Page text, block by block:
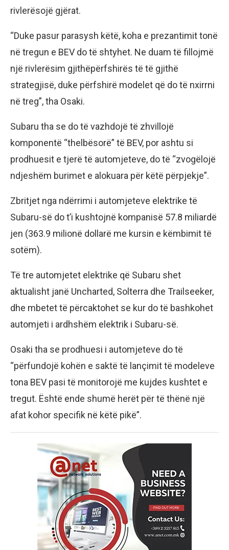
rivlerësojë gjërat.
“Duke pasur parasysh këtë, koha e prezantimit tonë
në tregun e BEV do të shtyhet. Ne duam të fillojmë
një rivlerësim gjithëpërfshirës të të gjithë
strategjisë, duke përfshirë modelet që do të nxirrni
në treg”, tha Osaki.
Subaru tha se do të vazhdojë të zhvillojë
komponentë “thelbësorë” të BEV, por ashtu si
prodhuesit e tjerë të automjeteve, do të “zvogëlojë
ndjeshëm burimet e alokuara për këtë përpjekje”.
Zbritjet nga ndërrimi i automjeteve elektrike të
Subaru-së do t’i kushtojnë kompanisë 57.8 miliardë
jen (363.9 milionë dollarë me kursin e këmbimit të
sotëm).
Të tre automjetet elektrike që Subaru shet
aktualisht janë Uncharted, Solterra dhe Trailseeker,
dhe mbetet të përcaktohet se kur do të bashkohet
automjeti i ardhshëm elektrik i Subaru-së.
Osaki tha se prodhuesi i automjeteve do të
“përfundojë kohën e saktë të lançimit të modeleve
tona BEV pasi të monitorojë me kujdes kushtet e
tregut. Është ende shumë herët për të thënë një
afat kohor specifik në këtë pikë”.